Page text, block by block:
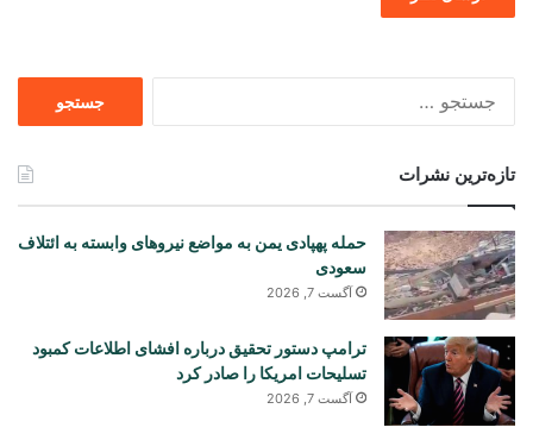
تازه‌ترین نشرات
حمله پهپادی یمن به مواضع نیروهای وابسته به ائتلاف
سعودی
آگست 7, 2026
ترامپ دستور تحقیق درباره افشای اطلاعات کمبود
تسلیحات امریکا را صادر کرد
آگست 7, 2026